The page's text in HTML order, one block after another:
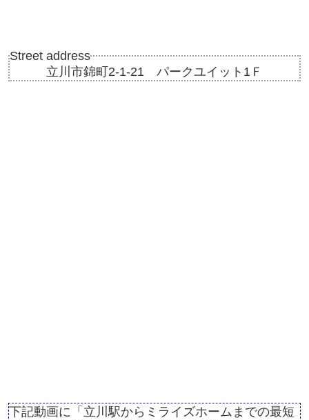
Street address
立川市錦町2-1-21 パークユイット1Ｆ
下記動画に「立川駅からミライズホームまでの最短